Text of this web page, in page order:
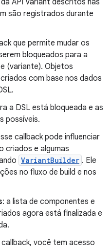
API Variant descritos nas
são registrados durante
que permite mudar os
bloqueados para a
(variante). Objetos
com base nos dados
a DSL está bloqueada e as
possíveis.
callback pode influenciar
criados e algumas
VariantBuilder . Ele
no fluxo de build e nos
: a lista de componentes e
agora está finalizada e
callback, você tem acesso